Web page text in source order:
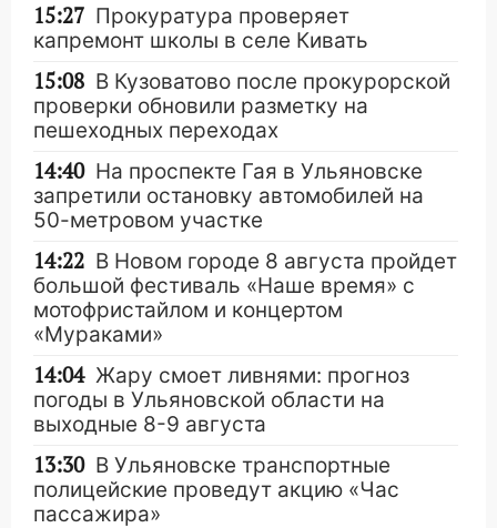
15:27 Прокуратура проверяет
капремонт школы в селе Кивать
15:08 В Кузоватово после прокурорской
проверки обновили разметку на
пешеходных переходах
14:40 На проспекте Гая в Ульяновске
запретили остановку автомобилей на
50-метровом участке
14:22 В Новом городе 8 августа пройдет
большой фестиваль «Наше время» с
мотофристайлом и концертом
«Мураками»
14:04 Жару смоет ливнями: прогноз
погоды в Ульяновской области на
выходные 8-9 августа
13:30 В Ульяновске транспортные
полицейские проведут акцию «Час
пассажира»